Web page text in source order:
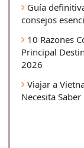
Guía
consejos
10 Razones
Principal
2026
Viajar a
Necesita Saber